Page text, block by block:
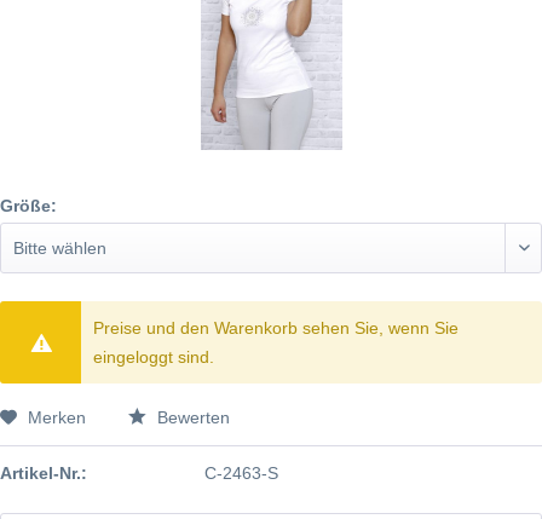
Größe:
Preise und den Warenkorb sehen Sie, wenn Sie
eingeloggt sind.
Merken Bewerten
Artikel-Nr.: C-2463-S